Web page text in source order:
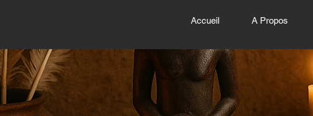
Accueil A Propos